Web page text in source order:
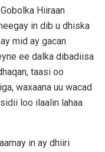
Hiiraan
in dib u dhiska
mid ay gacan
ee dalka dibadiisa
taasi oo
waxaana uu wacad
loo ilaalin lahaa
in ay dhiiri